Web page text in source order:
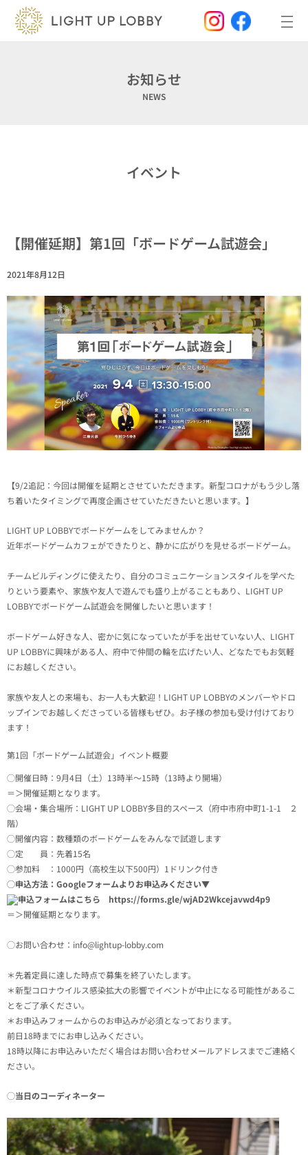
ス
お知らせ
NEWS
イベント
【開催延期】第1回「ボードゲーム試遊会」
2021年8月12日
【9/2追記：今回は開催を延期とさせていただきます。新型コロナがもう少し落
ち着いたタイミングで再度企画させていただきたいと思います。】
LIGHT UP LOBBYでボードゲームをしてみませんか？
近年ボードゲームカフェができたりと、静かに広がりを見せるボードゲーム。
チームビルディングに使えたり、自分のコミュニケーションスタイルを学べた
りという要素や、家族や友人で遊んでも盛り上がることもあり、LIGHT UP
LOBBYでボードゲーム試遊会を開催したいと思います！
ボードゲーム好きな人、密かに気になっていたが手を出せていない人、LIGHT
UP LOBBYに興味がある人、府中で仲間の輪を広げたい人、どなたでもお気軽
にお越しください。
家族や友人との来場も、お一人も大歓迎！LIGHT UP LOBBYのメンバーやドロ
ップインでお越しくださっている皆様もぜひ。お子様の参加も受け付けており
ます！
第1回「ボードゲーム試遊会」イベント概要
◯開催日時：9月4日（土）13時半〜15時（13時より開場）
＝＞開催延期となります。
◯会場・集合場所：LIGHT UP LOBBY多目的スペース（府中市府中町1-1-1 ２
階）
◯開催内容：数種類のボードゲームをみんなで試遊します
◯定 員：先着15名
◯参加料 ：1000円（高校生以下500円）1ドリンク付き
◯申込方法：Googleフォームよりお申込みください▼
申込フォームはこちら https://forms.gle/wjAD2Wkcejavwd4p9
＝＞開催延期となります。
◯お問い合わせ：info@lightup-lobby.com
＊先着定員に達した時点で募集を終了いたします。
＊新型コロナウイルス感染拡大の影響でイベントが中止になる可能性があるこ
とをご了承ください。
＊お申込みフォームからのお申込みが必須となっております。
前日18時までにお申し込みください。
18時以降にお申込みいただく場合はお問い合わせメールアドレスまでご連絡く
ださい。
◯当日のコーディネーター